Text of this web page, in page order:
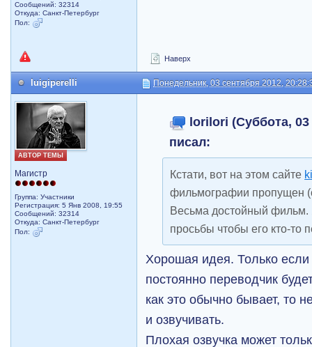
Сообщений: 32314
Откуда: Санкт-Петербург
Пол:
Наверх
luigiperelli Понедельник, 03 сентября 2012,
АВТОР ТЕМЫ
Магистр
Группа: Участники
Регистрация: 5 Янв 2008, 19:55
Сообщений: 32314
Откуда: Санкт-Петербург
Пол:
lorilori (Суббота, 03
писал:
Кстати, вот на этом сайте
фильмографии пропущен
Весьма достойный
просьбы чтобы его кто-то
Хорошая идея. Только если
постоянно переводчик
как это обычно бывает, то
и озвучивать.
Плохая озвучка может